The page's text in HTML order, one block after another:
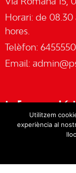
Via Romana 15,
Horari: de 08.30
hores.
Telèfon:
Email:
Informació
Política de
Utilitzem
experiència al